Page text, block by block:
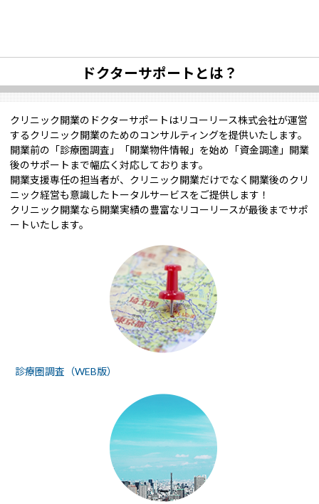
ドクターサポートとは？
クリニック開業のドクターサポートはリコーリース株式会社が運営
するクリニック開業のためのコンサルティングを提供いたします。
開業前の「診療圏調査」「開業物件情報」を始め「資金調達」開業
後のサポートまで幅広く対応しております。
開業支援専任の担当者が、クリニック開業だけでなく開業後のクリ
ニック経営も意識したトータルサービスをご提供します！
クリニック開業なら開業実績の豊富なリコーリースが最後までサポ
ートいたします。
診療圏調査（WEB版）